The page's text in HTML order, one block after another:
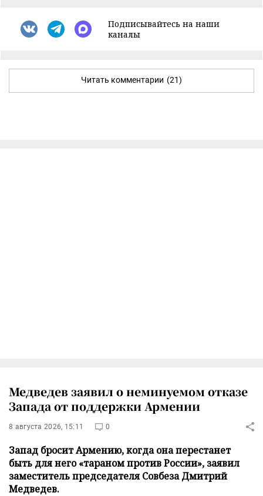
Подписывайтесь на наши
каналы
Читать комментарии (21)
Медведев заявил о неминуемом отказе
Запада от поддержки Армении
8 августа 2026, 15:11 0
Запад бросит Армению, когда она перестанет
быть для него «тараном против России», заявил
заместитель председателя Совбеза Дмитрий
Медведев.